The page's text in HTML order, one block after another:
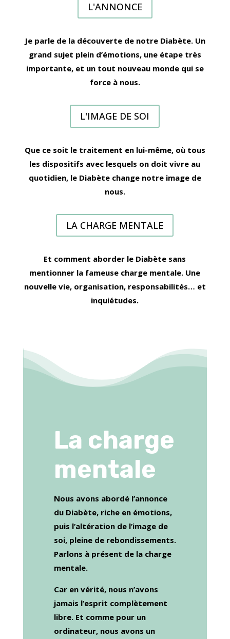
L'ANNONCE
Je parle de la découverte de notre Diabète. Un
grand sujet plein d’émotions, une étape très
importante, et un tout nouveau monde qui se
force à nous.
L'IMAGE DE SOI
Que ce soit le traitement en lui-même, où tous
les dispositifs avec lesquels on doit vivre au
quotidien, le Diabète change notre image de
nous.
LA CHARGE MENTALE
Et comment aborder le Diabète sans
mentionner la fameuse charge mentale. Une
nouvelle vie, organisation, responsabilités… et
inquiétudes.
La charge
mentale
Nous avons abordé l’annonce
du Diabète, riche en émotions,
puis l’altération de l’image de
soi, pleine de rebondissements.
Parlons à présent de la charge
mentale.
Car en vérité, nous n’avons
jamais l’esprit complètement
libre. Et comme pour un
ordinateur, nous avons un